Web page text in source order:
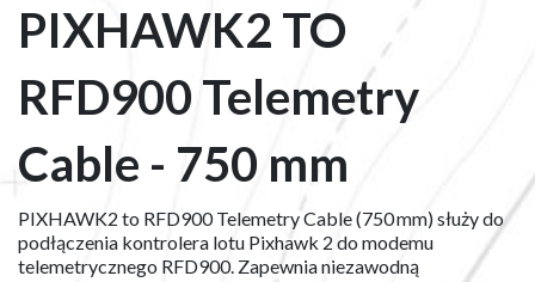
PIXHAWK2 TO
RFD900 Telemetry
Cable - 750 mm
PIXHAWK2 to RFD900 Telemetry Cable (750 mm) służy do
podłączenia kontrolera lotu Pixhawk 2 do modemu
telemetrycznego RFD900. Zapewnia niezawodną